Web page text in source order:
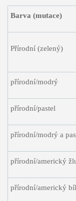
Barva (mutace)
Přírodní (zelený)
přírodní/modrý
přírodní/pastel
přírodní/modrý a
přírodní/americký
přírodní/americký